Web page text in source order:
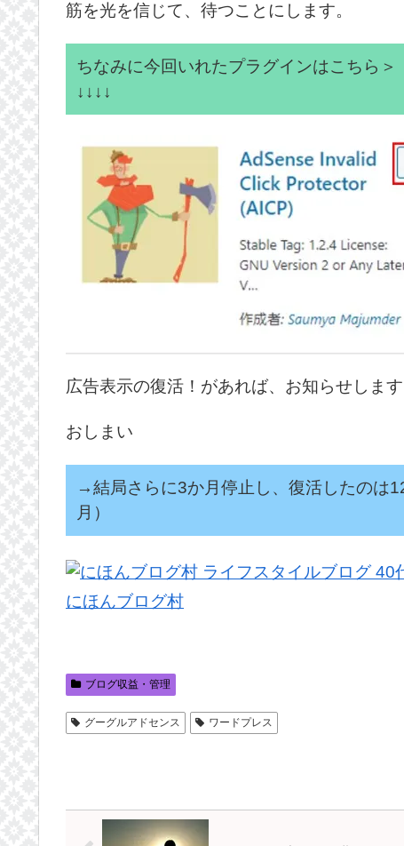
筋を光を信じて、待つことにします。
ちなみに今回いれたプラグインはこちら＞
↓↓↓↓
広告表示の復活！があれば、お知らせします
おしまい
→結局さらに3か月停止し、復活したのは
月）
にほんブログ村
ブログ収益・管理
グーグルアドセンス ワードプレス